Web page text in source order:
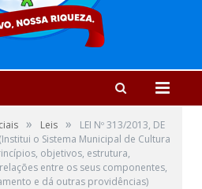
» Leis »
LEI Nº 313/2013, DE
(Institui o Sistema Municipal de Cultura
objetivos, estrutura,
entre os seus componentes,
e dá outras providências)